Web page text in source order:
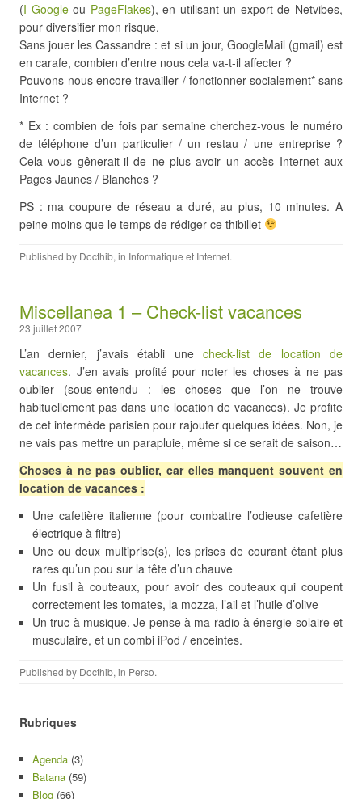
(I Googleou PageFlakes), en utilisant un export de Netvibes,
pour diversifier mon risque.
Sans jouer les Cassandre : et si un jour, GoogleMail (gmail) est
en carafe, combien d’entre nous cela va-t-il affecter ?
Pouvons-nous encore travailler / fonctionner socialement* sans
Internet ?
* Ex : combien de fois par semaine cherchez-vous le numéro
de téléphone d’un particulier / un restau / une entreprise ?
Cela vous gênerait-il de ne plus avoir un accès Internet aux
Pages Jaunes / Blanches ?
PS : ma coupure de réseau a duré, au plus, 10 minutes. A
peine moins que le temps de rédiger ce thibillet
Published by Docthib, in Informatique et Internet.
Miscellanea 1 – Check-list vacances
23 juillet 2007
L’an dernier, j’avais établi une check-list de location de
vacances. J’en avais profité pour noter les choses à ne pas
oublier (sous-entendu : les choses que l’on ne trouve
habituellement pas dans une location de vacances). Je profite
de cet intermède parisien pour rajouter quelques idées. Non, je
ne vais pas mettre un parapluie, même si ce serait de saison…
Choses à ne pas oublier, car elles manquent souvent en
location de vacances :
Une cafetière italienne (pour combattre l’odieuse cafetière
électrique à filtre)
Une ou deux multiprise(s), les prises de courant étant plus
rares qu’un pou sur la tête d’un chauve
Un fusil à couteaux, pour avoir des couteaux qui coupent
correctement les tomates, la mozza, l’ail et l’huile d’olive
Un truc à musique. Je pense à ma radio à énergie solaire et
musculaire, et un combi iPod / enceintes.
Published by Docthib, in Perso.
Rubriques
Agenda (3)
Batana (59)
Blog (66)